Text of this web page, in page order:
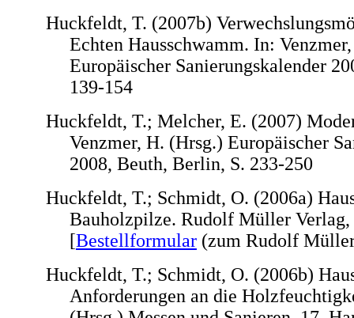
Huckfeldt, T. (2007b)
Echten Hausschwamm. In:
Europäischer Sanierungskalender
139-154
Huckfeldt, T.; Melcher, E. (2007)
Venzmer, H. (Hrsg.) Europäischer
2008, Beuth, Berlin, S. 233-250
Huckfeldt, T.; Schmidt, O. (2006a)
Bauholzpilze. Rudolf Müller Verlag,
[Bestellformular(zum Rudolf
Huckfeldt, T.; Schmidt, O. (2006b)
Anforderungen an die